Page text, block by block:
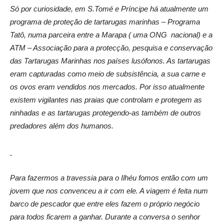
Só por curiosidade, em S.Tomé e Príncipe há atualmente um
programa de proteção de tartarugas marinhas – Programa
Tatô, numa parceira entre a Marapa ( uma ONG nacional) e a
ATM – Associação para a protecção, pesquisa e conservação
das Tartarugas Marinhas nos países lusófonos. As tartarugas
eram capturadas como meio de subsistência, a sua carne e
os ovos eram vendidos nos mercados. Por isso atualmente
existem vigilantes nas praias que controlam e protegem as
ninhadas e as tartarugas protegendo-as também de outros
predadores além dos humanos.
Para fazermos a travessia para o Ilhéu fomos então com um
jovem que nos convenceu a ir com ele. A viagem é feita num
barco de pescador que entre eles fazem o próprio negócio
para todos ficarem a ganhar. Durante a conversa o senhor